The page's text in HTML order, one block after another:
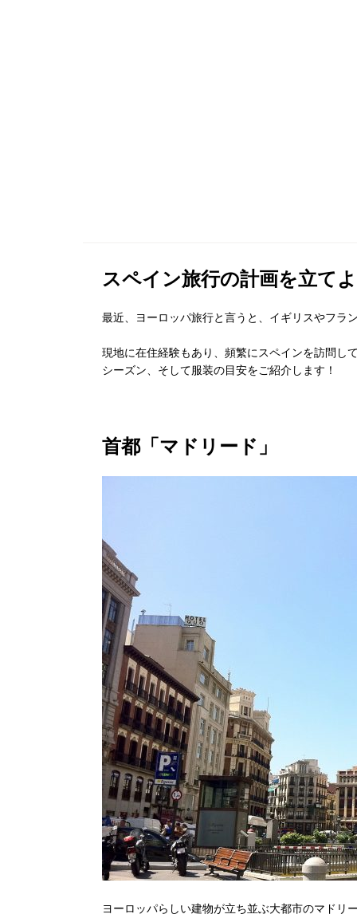
スペイン旅行の計画を立て
最近、ヨーロッパ旅行と言うと、イギリスやフラ
現地に在住経験もあり、頻繁にスペインを訪問し
シーズン、そして服装の目安をご紹介します！
首都「マドリード」
ヨーロッパらしい建物が立ち並ぶ大都市のマドリ